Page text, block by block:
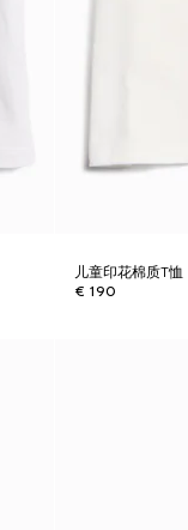
儿童印花棉质T恤
€ 190